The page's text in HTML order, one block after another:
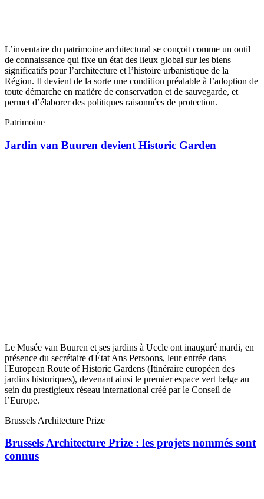
L’inventaire du patrimoine architectural se conçoit comme un outil
de connaissance qui fixe un état des lieux global sur les biens
significatifs pour l’architecture et l’histoire urbanistique de la
Région. Il devient de la sorte une condition préalable à l’adoption de
toute démarche en matière de conservation et de sauvegarde, et
permet d’élaborer des politiques raisonnées de protection.
Patrimoine
Jardin van Buuren devient Historic Garden
Le Musée van Buuren et ses jardins à Uccle ont inauguré mardi, en
présence du secrétaire d'État Ans Persoons, leur entrée dans
l'European Route of Historic Gardens (Itinéraire européen des
jardins historiques), devenant ainsi le premier espace vert belge au
sein du prestigieux réseau international créé par le Conseil de
l’Europe.
Brussels Architecture Prize
Brussels Architecture Prize : les projets nommés sont
connus